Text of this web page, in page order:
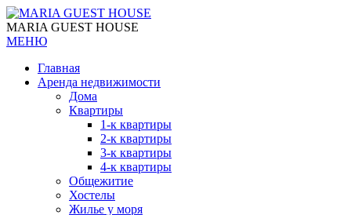
MARIA GUEST HOUSE
МЕНЮ
Главная
Аренда недвижимости
Дома
Квартиры
1-к квартиры
2-к квартиры
3-к квартиры
4-к квартиры
Общежитие
Хостелы
Жилье у моря